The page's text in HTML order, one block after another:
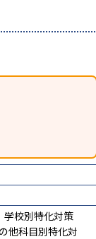
学校別特化対策
他科目別特化対